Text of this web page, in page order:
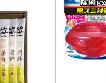
ドメ
メンズ